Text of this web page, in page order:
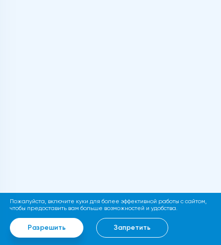
Пожалуйста, включите куки для более эффективной работы с сайтом,
чтобы предоставить вам больше возможностей и удобства.
Разрешить Запретить